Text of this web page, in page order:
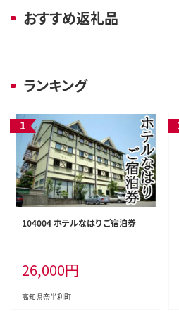
おすすめ返礼品
ランキング
104004 ホテルなはり ご宿泊券
26,000円
高知県奈半利町